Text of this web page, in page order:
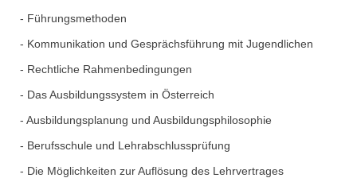
- Führungsmethoden
- Kommunikation und Gesprächsführung mit Jugendlichen
- Rechtliche Rahmenbedingungen
- Das Ausbildungssystem in Österreich
- Ausbildungsplanung und Ausbildungsphilosophie
- Berufsschule und Lehrabschlussprüfung
- Die Möglichkeiten zur Auflösung des Lehrvertrages